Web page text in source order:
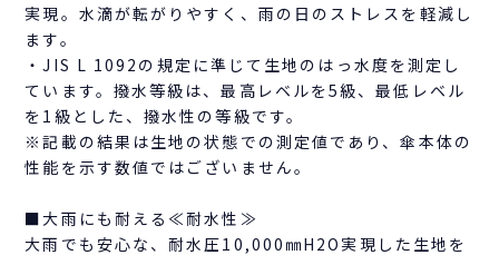
実現。水滴が転がりやすく、雨の日のストレスを軽減し
ます。
・JIS L 1092の規定に準じて生地のはっ水度を測定し
ています。撥水等級は、最高レベルを5級、最低レベル
を1級とした、撥水性の等級です。
※記載の結果は生地の状態での測定値であり、傘本体の
性能を示す数値ではございません。
■大雨にも耐える≪耐水性≫
大雨でも安心な、耐水圧10,000㎜H2O実現した生地を